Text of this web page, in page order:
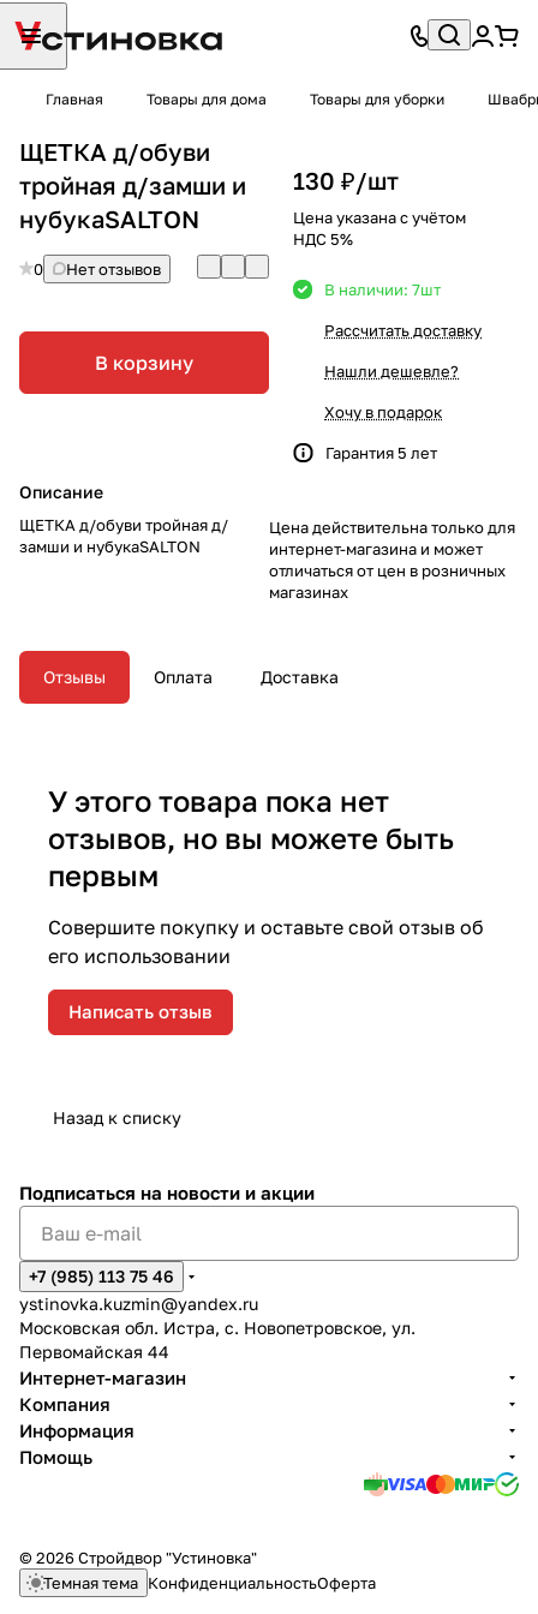
Главная Товары для дома Товары для уборки
ЩЕТКА д/обуви
тройная д/замши и
нубукаSALTON
0 Нет отзывов
В корзину
Описание
ЩЕТКА д/обуви тройная д/
замши и нубукаSALTON
130 ₽/шт
Цена указана с учётом
НДС 5%
В наличии: 7шт
Рассчитать доставку
Нашли дешевле?
Хочу в подарок
Гарантия 5 лет
Цена действительна только для
интернет-магазина и может
отличаться от цен в розничных
магазинах
Отзывы Оплата Доставка
У этого товара пока нет
отзывов, но вы можете быть
первым
Совершите покупку и оставьте свой отзыв об
его использовании
Написать отзыв
Назад к списку
Подписаться на новости и акции
+7 (985) 113 75 46
ystinovka.kuzmin@yandex.ru
Московская обл. Истра, с. Новопетровское, ул.
Первомайская 44
Интернет-магазин
Компания
Информация
Помощь
© 2026 Стройдвор "Устиновка"
Темная тема КонфиденциальностьОферта